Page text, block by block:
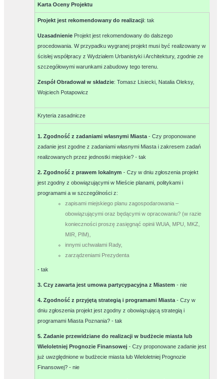
Karta Oceny Projektu
Projekt jest rekomendowany do realizacji:tak
Uzasadnienie Projekt jest rekomendowany do dalszego
procedowania. W przypadku wygranej projekt musi być realizowany w
ścisłej współpracy z Wydziałem Urbanistyki i Architektury, zgodnie ze
szczegółowymi warunkami zabudowy tego terenu.
Zespół Obradował w składzie:Tomasz Lisiecki, Natalia Oleksy,
Wojciech Potapowicz
Kryteria zasadnicze
1. Zgodność z zadaniami własnymi Miasta- Czy proponowane
zadanie jest zgodne z zadaniami własnymi Miasta i zakresem zadań
realizowanych przez jednostki miejskie? -tak
2. Zgodność z prawem lokalnym- Czy w dniu zgłoszenia projekt
jest zgodny z obowiązującymi w Mieście planami, politykami i
programami a w szczególności z:
zapisami miejskiego planu zagospodarowania –
obowiązującymi oraz będącymi w opracowaniu? (w razie
konieczności proszę zasięgnąć opinii WUiA, MPU, MKZ,
MIR, PIM),
innymi uchwałami Rady,
zarządzeniami Prezydenta
-tak
3. Czy zawarta jest umowa partycypacyjna z Miastem-nie
4. Zgodność z przyjętą strategią i programami Miasta- Czy w
dniu zgłoszenia projekt jest zgodny z obowiązującą strategią i
programami Miasta Poznania? -tak
5. Zadanie przewidziane do realizacji w budżecie miasta lub
Wieloletniej Prognozie Finansowej- Czy proponowane zadanie jest
już uwzględnione w budżecie miasta lub Wieloletniej Prognozie
Finansowej? -nie